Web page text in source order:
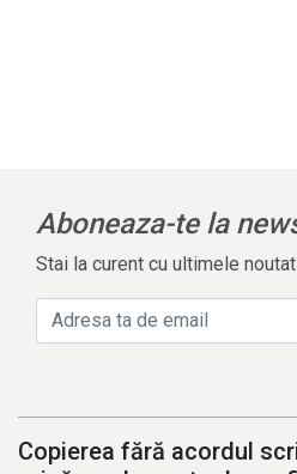
Aboneaza-te la
Stai la curent cu ultimele
Copierea fără acordul